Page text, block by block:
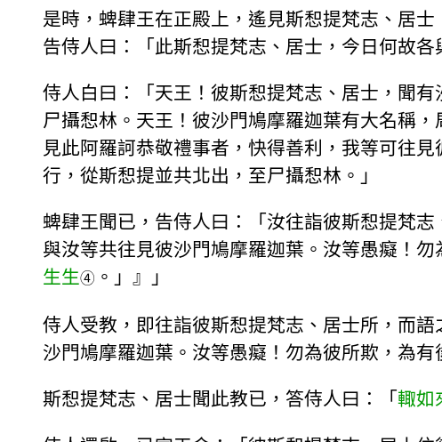
是時，蜱肆王在正殿上，遙見斯惒提梵志、居
告侍人曰：「此斯惒提梵志、居士，今日何故
侍人白曰：「天王！彼斯惒提梵志、居士，聞
尸攝惒林。天王！彼沙門鳩摩羅迦葉有大名稱
見此阿羅訶恭敬禮事者，快得善利，我等可往
行，從斯惒提並共北出，至尸攝惒林。」
蜱肆王聞已，告侍人曰：「汝往詣彼斯惒提梵
與汝等共往見彼沙門鳩摩羅迦葉。汝等愚癡！
生生④ 。」』」
侍人受教，即往詣彼斯惒提梵志、居士所，而
沙門鳩摩羅迦葉。汝等愚癡！勿為彼所欺，為
斯惒提梵志、居士聞此教已，答侍人曰：「輙如